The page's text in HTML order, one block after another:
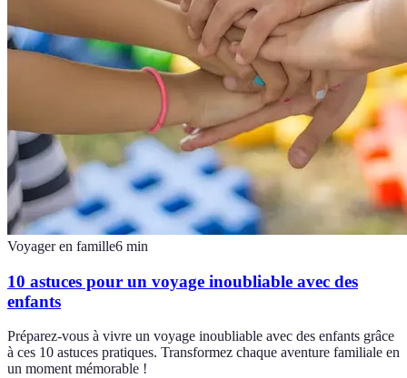
Voyager en famille6 min
10 astuces pour un voyage inoubliable avec des
enfants
Préparez-vous à vivre un voyage inoubliable avec des enfants grâce
à ces 10 astuces pratiques. Transformez chaque aventure familiale en
un moment mémorable !